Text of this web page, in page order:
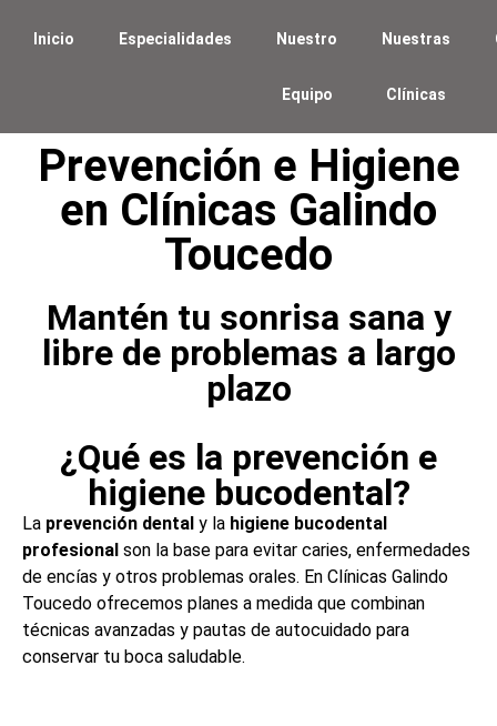
Inicio Especialidades Nuestro
Equipo
Nuestras
Clínicas
Prevención e Higiene
en Clínicas Galindo
Toucedo
Mantén tu sonrisa sana y
libre de problemas a largo
plazo
¿Qué es la prevención e
higiene bucodental?
La prevención dental y la higiene bucodental
profesional son la base para evitar caries, enfermedades
de encías y otros problemas orales. En Clínicas Galindo
Toucedo ofrecemos planes a medida que combinan
técnicas avanzadas y pautas de autocuidado para
conservar tu boca saludable.